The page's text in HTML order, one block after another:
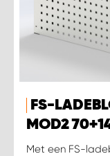
FS-
MOD2
Met een FS-